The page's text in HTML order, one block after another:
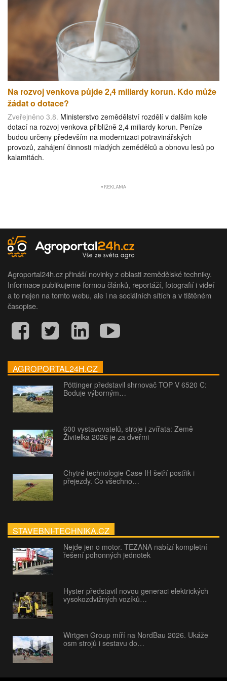
Na rozvoj venkova půjde 2,4 miliardy korun. Kdo může
žádat o dotace?
Zveřejněno 3.8. Ministerstvo zemědělství rozdělí v dalším kole
dotací na rozvoj venkova přibližně 2,4 miliardy korun. Peníze
budou určeny především na modernizaci potravinářských
provozů, zahájení činnosti mladých zemědělců a obnovu lesů po
kalamitách.
Agroportal24h.cz přináší novinky z oblasti zemědělské techniky.
Informace publikujeme formou článků, reportáží, fotografií i videí
a to nejen na tomto webu, ale i na sociálních sítích a v tištěném
časopise.
AGROPORTAL24H.CZ
Pöttinger představil shrnovač TOP V 6520 C:
Boduje výborným…
600 vystavovatelů, stroje i zvířata: Země
Živitelka 2026 je za dveřmi
Chytré technologie Case IH šetří postřik i
přejezdy. Co všechno…
STAVEBNI-TECHNIKA.CZ
Nejde jen o motor. TEZANA nabízí kompletní
řešení pohonných jednotek
Hyster představil novou generaci elektrických
vysokozdvižných vozíků…
Wirtgen Group míří na NordBau 2026. Ukáže
osm strojů i sestavu do…